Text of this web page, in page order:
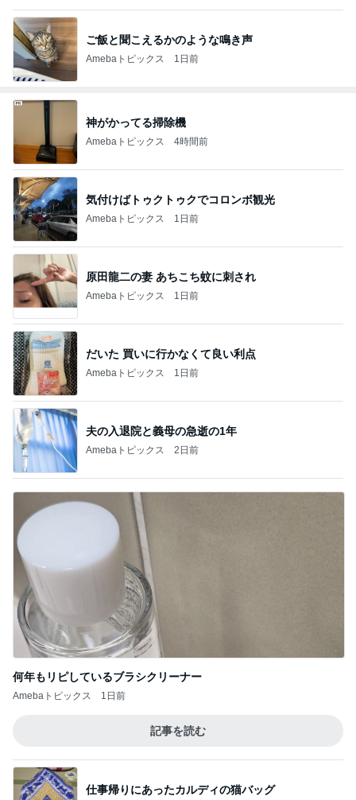
ご飯と聞こえるかのような鳴き声
Amebaトピックス 1日前
神がかってる掃除機
Amebaトピックス 4時間前
気付けばトゥクトゥクでコロンボ観光
Amebaトピックス 1日前
原田龍二の妻 あちこち蚊に刺され
Amebaトピックス 1日前
だいた 買いに行かなくて良い利点
Amebaトピックス 1日前
夫の入退院と義母の急逝の1年
Amebaトピックス 2日前
何年もリピしているブラシクリーナー
Amebaトピックス 1日前
記事を読む
仕事帰りにあったカルディの猫バッグ